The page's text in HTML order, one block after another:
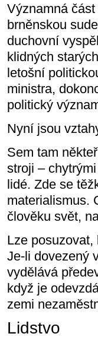
Významná
brněnskou
duchovní
klidných
letošní
ministra,
politický
Nyní jsou
Sem tam
stroji –
lidé. Zde se
materialismus.
člověku svět,
Lze
Je-li dovezený
vydělává
když je
zemi
Lidstvo